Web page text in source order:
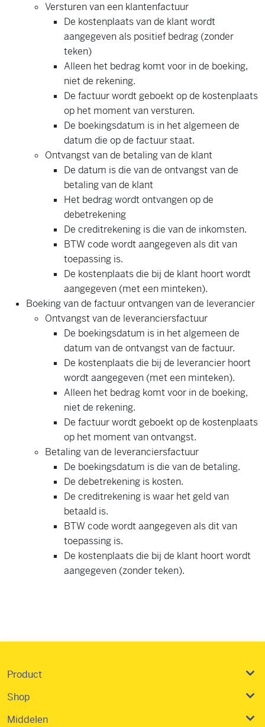
Versturen van een klantenfactuur
De kostenplaats van de klant wordt
aangegeven als positief bedrag (zonder
teken)
Alleen het bedrag komt voor in de boeking,
niet de rekening.
De factuur wordt geboekt op de kostenplaats
op het moment van versturen.
De boekingsdatum is in het algemeen de
datum die op de factuur staat.
Ontvangst van de betaling van de klant
De datum is die van de ontvangst van de
betaling van de klant
Het bedrag wordt ontvangen op de
debetrekening
De creditrekening is die van de inkomsten.
BTW code wordt aangegeven als dit van
toepassing is.
De kostenplaats die bij de klant hoort wordt
aangegeven (met een minteken).
Boeking van de factuur ontvangen van de leverancier
Ontvangst van de leveranciersfactuur
De boekingsdatum is in het algemeen de
datum van de ontvangst van de factuur.
De kostenplaats die bij de leverancier hoort
wordt aangegeven (met een minteken).
Alleen het bedrag komt voor in de boeking,
niet de rekening.
De factuur wordt geboekt op de kostenplaats
op het moment van ontvangst.
Betaling van de leveranciersfactuur
De boekingsdatum is die van de betaling.
De debetrekening is kosten.
De creditrekening is waar het geld van
betaald is.
BTW code wordt aangegeven als dit van
toepassing is.
De kostenplaats die bij de klant hoort wordt
aangegeven (zonder teken).
Product
Shop
Middelen